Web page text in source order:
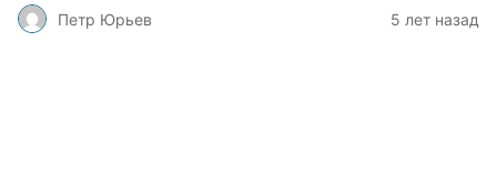
Петр Юрьев 5 лет назад